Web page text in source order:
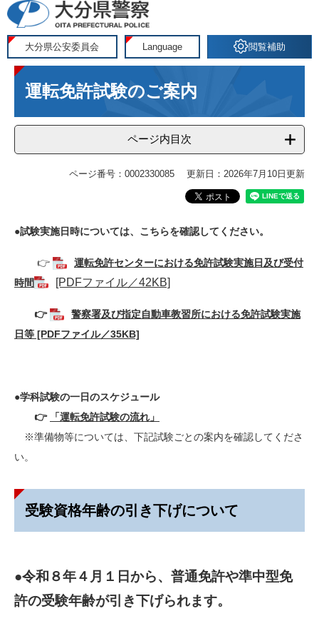
ペ
ジ
の
メ
ュ
ー
大分県公安委員会 Language 閲覧補助
本
文運転免許試験のご案内
ページ内目次
ページ番号：0002330085 更新日：2026年7月10日更新
●試験実施日時については、こちらを確認してください。
👉 ​
運転免許センターにおける免許試験実施日及び受付
時間
[PDFファイル／42KB]
👉
警察署及び指定自動車教習所における免許試験実施
日等 [PDFファイル／35KB]
●学科試験の一日のスケジュール
👉
「運転免許試験の流れ」
※準備物等については、下記試験ごとの案内を確認してくださ
い。​
受験資格年齢の引き下げについて
●令和８年４月１日から、普通免許や準中型免
許の受験年齢が引き下げられます。